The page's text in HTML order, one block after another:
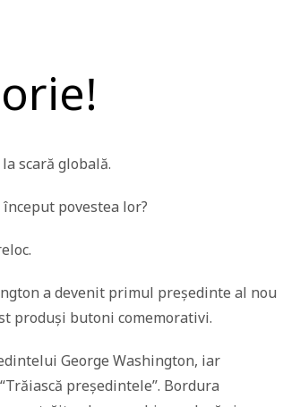
scară globală.
povestea lor?
a devenit primul președinte al nou
produși butoni comemorativi.
George Washington, iar
președintele”. Bordura